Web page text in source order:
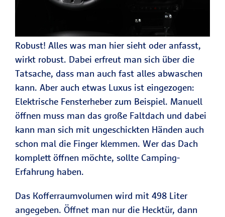
Robust! Alles was man hier sieht oder anfasst,
wirkt robust. Dabei erfreut man sich über die
Tatsache, dass man auch fast alles abwaschen
kann. Aber auch etwas Luxus ist eingezogen:
Elektrische Fensterheber zum Beispiel. Manuell
öffnen muss man das große Faltdach und dabei
kann man sich mit ungeschickten Händen auch
schon mal die Finger klemmen. Wer das Dach
komplett öffnen möchte, sollte Camping-
Erfahrung haben.
Das Kofferraumvolumen wird mit 498 Liter
angegeben. Öffnet man nur die Hecktür, dann